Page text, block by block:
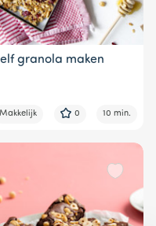
granola maken
Makkelijk 0 10 min.